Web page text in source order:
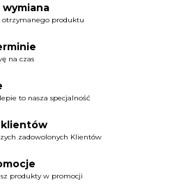
produktu
na czas
to nasza specjalność
klientów
zadowolonych Klientów
produkty w promocji